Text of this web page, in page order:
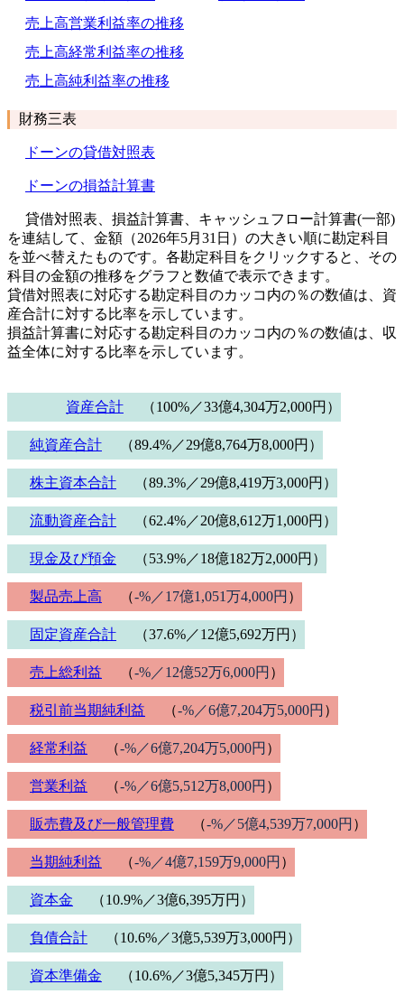
売上高営業利益率の推移
売上高経常利益率の推移
売上高純利益率の推移
財務三表
ドーンの貸借対照表
ドーンの損益計算書
貸借対照表、損益計算書、キャッシュフロー計算書(一部)
を連結して、金額（2026年5月31日）の大きい順に勘定科目
を並べ替えたものです。各勘定科目をクリックすると、その
科目の金額の推移をグラフと数値で表示できます。
貸借対照表に対応する勘定科目のカッコ内の％の数値は、資
産合計に対する比率を示しています。
損益計算書に対応する勘定科目のカッコ内の％の数値は、収
益全体に対する比率を示しています。
資産合計 （100%／33億4,304万2,000円）
純資産合計 （89.4%／29億8,764万8,000円）
株主資本合計 （89.3%／29億8,419万3,000円）
流動資産合計 （62.4%／20億8,612万1,000円）
現金及び預金 （53.9%／18億182万2,000円）
製品売上高 （-%／17億1,051万4,000円 ）
固定資産合計 （37.6%／12億5,692万円）
売上総利益 （-%／12億52万6,000円 ）
税引前当期純利益 （-%／6億7,204万5,000円 ）
経常利益 （-%／6億7,204万5,000円 ）
営業利益 （-%／6億5,512万8,000円 ）
販売費及び一般管理費 （-%／5億4,539万7,000円 ）
当期純利益 （-%／4億7,159万9,000円 ）
資本金 （10.9%／3億6,395万円）
負債合計 （10.6%／3億5,539万3,000円）
資本準備金 （10.6%／3億5,345万円）